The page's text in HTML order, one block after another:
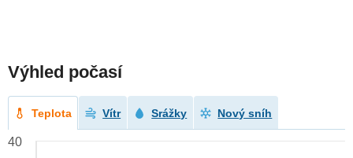
Výhled počasí
Teplota Vítr Srážky Nový sníh
40